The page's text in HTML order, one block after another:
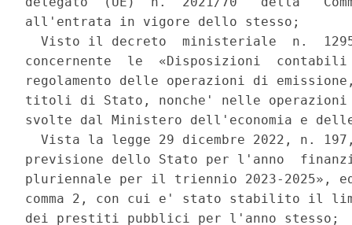
all'entrata in vigore dello stesso;
Visto il decreto  ministeriale  n.
concernente  le  «Disposizioni
regolamento delle operazioni di
titoli di Stato, nonche' nelle
svolte dal Ministero dell'economia e
Vista la legge 29 dicembre 2022, n.
previsione dello Stato per l'anno
pluriennale per il triennio 2023-
comma 2, con cui e' stato stabilito il
dei prestiti pubblici per l'anno stesso;